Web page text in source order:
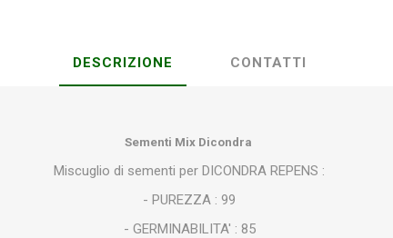
DESCRIZIONE CONTATTI
Sementi Mix Dicondra
Miscuglio di sementi per DICONDRA REPENS :
- PUREZZA : 99
- GERMINABILITA' : 85